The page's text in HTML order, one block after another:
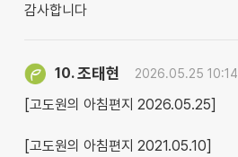
감사합니다
10.조태현 2026.05.25 10:14
[고도원의 아침편지 2026.05.25]
[고도원의 아침편지 2021.05.10]